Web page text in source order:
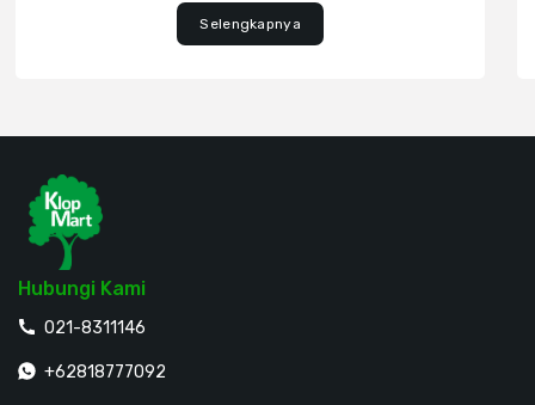
Selengkapnya
Hubungi Kami
021-8311146
+62818777092